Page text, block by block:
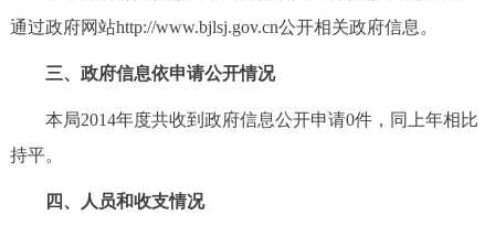
通过政府网站http://www.bjlsj.gov.cn公开相关政府信息。
三、政府信息依申请公开情况
本局2014年度共收到政府信息公开申请0件，同上年相比
持平。
四、人员和收支情况